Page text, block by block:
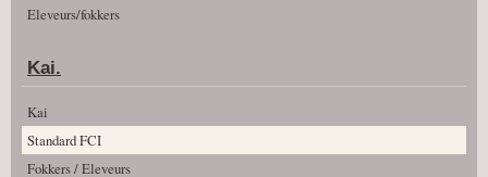
Eleveurs/fokkers
Kai.
Kai
Standard FCI
Fokkers / Eleveurs